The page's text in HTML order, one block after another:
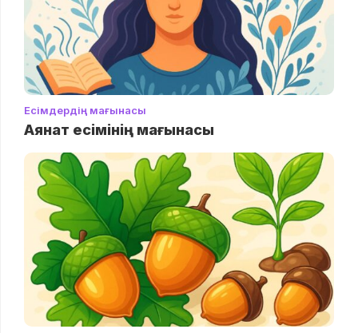
Есімдердің мағынасы
Аянат есімінің мағынасы